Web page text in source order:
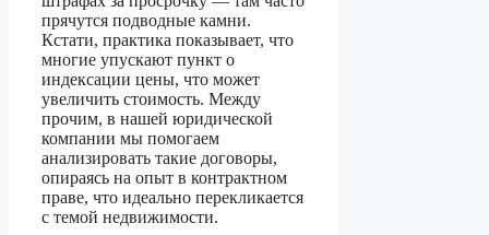
прячутся подводные камни.
Кстати, практика показывает, что
многие упускают пункт о
индексации цены, что может
увеличить стоимость. Между
прочим, в нашей юридической
компании мы помогаем
анализировать такие договоры,
опираясь на опыт в контрактном
праве, что идеально перекликается
с темой недвижимости.